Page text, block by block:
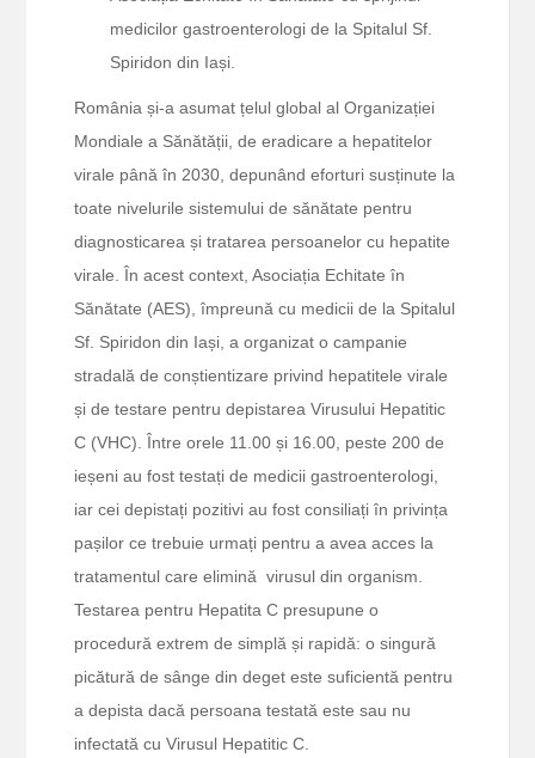
medicilor gastroenterologi de la Spitalul Sf.
Spiridon din Iași.
România și-a asumat țelul global al Organizației
Mondiale a Sănătății, de eradicare a hepatitelor
virale până în 2030, depunând eforturi susținute la
toate nivelurile sistemului de sănătate pentru
diagnosticarea și tratarea persoanelor cu hepatite
virale. În acest context, Asociația Echitate în
Sănătate (AES), împreună cu medicii de la Spitalul
Sf. Spiridon din Iași, a organizat o campanie
stradală de conștientizare privind hepatitele virale
și de testare pentru depistarea Virusului Hepatitic
C (VHC). Între orele 11.00 și 16.00, peste 200 de
ieșeni au fost testați de medicii gastroenterologi,
iar cei depistați pozitivi au fost consiliați în privința
pașilor ce trebuie urmați pentru a avea acces la
tratamentul care elimină virusul din organism.
Testarea pentru Hepatita C presupune o
procedură extrem de simplă și rapidă: o singură
picătură de sânge din deget este suficientă pentru
a depista dacă persoana testată este sau nu
infectată cu Virusul Hepatitic C.